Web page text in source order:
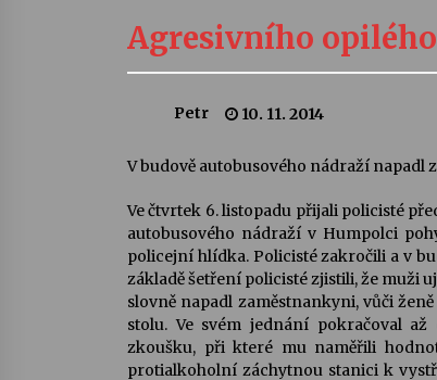
Camerata a Sukuba
4. 8. 2026
Pozvánka na integrační
Quijotova šedesátka: 28.
28. 7. 2026
Letní koncerty ve
Miller
22. 7. 2026
Za kulturou kousek za
Želivě ožije odkaz Josefa
13. 7. 2026
Agresivního
Petr 10. 11. 2014
V budově autobusového nádraží napadl
Ve čtvrtek 6. listopadu přijali policisté
autobusového nádraží v Humpolci
policejní hlídka. Policisté zakročili a v
základě šetření policisté zjistili, že muži
slovně napadl zaměstnankyni, vůči
stolu. Ve svém jednání pokračoval
zkoušku, při které mu naměřili
protialkoholní záchytnou stanici k